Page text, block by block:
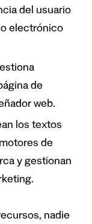
del usuario
electrónico
de
web.
los textos
de
y gestionan
nadie